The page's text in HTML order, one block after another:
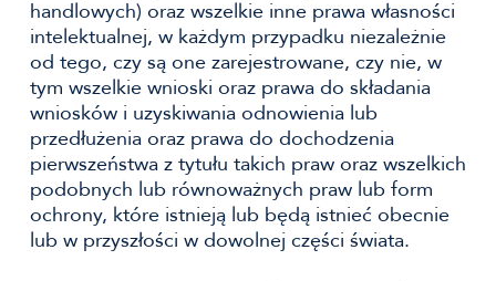
handlowych) oraz wszelkie inne prawa własności
intelektualnej, w każdym przypadku niezależnie
od tego, czy są one zarejestrowane, czy nie, w
tym wszelkie wnioski oraz prawa do składania
wniosków i uzyskiwania odnowienia lub
przedłużenia oraz prawa do dochodzenia
pierwszeństwa z tytułu takich praw oraz wszelkich
podobnych lub równoważnych praw lub form
ochrony, które istnieją lub będą istnieć obecnie
lub w przyszłości w dowolnej części świata.